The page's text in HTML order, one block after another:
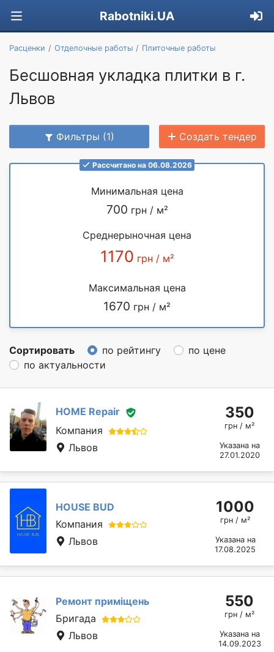
Rabotniki.UA
Расценки Отделочные работы Плиточные работы
Бесшовная укладка плитки в г.
Львов
Фильтры (1) Создать тендер
Рассчитано на 06.08.2026
Минимальная цена
700 грн / м²
Среднерыночная цена
1170 грн / м²
Максимальная цена
1670 грн / м²
Сортировать по рейтингу
по цене
по актуальности
HOME Repair
Компания
Львов
350
грн / м²
Указана на
27.01.2020
HOUSE BUD
Компания
Львов
1000
грн / м²
Указана на
17.08.2025
Ремонт приміщень
Бригада
Львов
550
грн / м²
Указана на
14.09.2023